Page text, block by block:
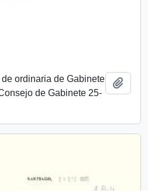
ordinaria de Gabinete
de Gabinete 25-